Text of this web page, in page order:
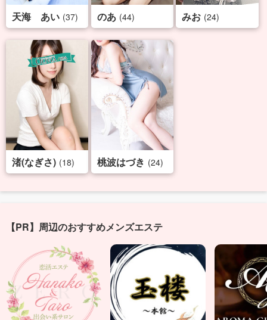
天海 あい (37) のあ (44) みお (24)
渚(なぎさ) (18) 桃波はづき (24)
【PR】周辺のおすすめメンズエステ